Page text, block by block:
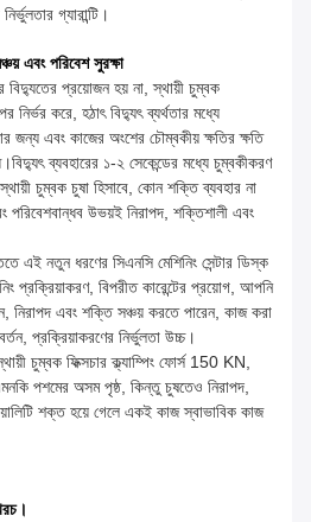
গ্যারান্টি।
এবং পরিবেশ সুরক্ষা
বিদ্যুতের প্রয়োজন হয় না, স্থায়ী চুম্বক
করে, হঠাৎ বিদ্যুৎ ব্যর্থতার মধ্যে
জন্য এবং কাজের অংশের চৌম্বকীয় ক্ষতির ক্ষতি
ব্যবহারের ১-২ সেকেন্ডের মধ্যে চুম্বকীকরণ
চুম্বক চুষা হিসাবে, কোন শক্তি ব্যবহার না
উভয়ই নিরাপদ, শক্তিশালী এবং
এই নতুন ধরণের সিএনসি মেশিনিং সেন্টার ডিস্ক
প্রক্রিয়াকরণ, বিপরীত কারেন্টের প্রয়োগ, আপনি
নিরাপদ এবং শক্তি সঞ্চয় করতে পারেন, কাজ করা
প্রক্রিয়াকরণের নির্ভুলতা উচ্চ।
চুম্বক ফিক্সচার ক্ল্যাম্পিং ফোর্স 150 KN,
পশমের অসম পৃষ্ঠ, কিন্তু চুষতেও নিরাপদ,
শক্ত হয়ে গেলে একই কাজ স্বাভাবিক কাজ